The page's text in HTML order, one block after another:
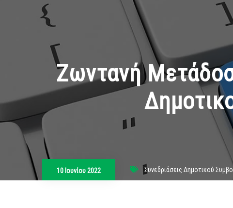
Ζωντανή
10 Ιουνίου 2022 Συνεδριάσεις Δημοτικού